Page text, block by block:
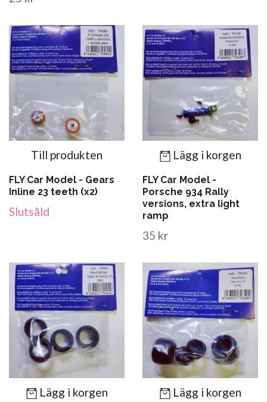
Till produkten
FLY Car Model - Gears
Inline 23 teeth (x2)
Slutsåld
Lägg i korgen
FLY Car Model -
Porsche 934 Rally
versions, extra light
ramp
35 kr
Lägg i korgen Lägg i korgen